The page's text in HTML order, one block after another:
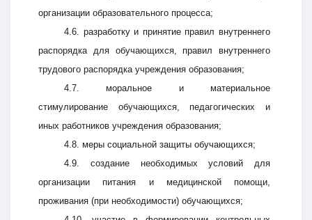
организации образовательного процесса;
4.6. разработку и принятие правил внутреннего
распорядка для обучающихся, правил внутреннего
трудового распорядка учреждения образования;
4.7. моральное и материальное
стимулирование обучающихся, педагогических и
иных работников учреждения образования;
4.8. меры социальной защиты обучающихся;
4.9. создание необходимых условий для
организации питания и медицинской помощи,
проживания (при необходимости) обучающихся;